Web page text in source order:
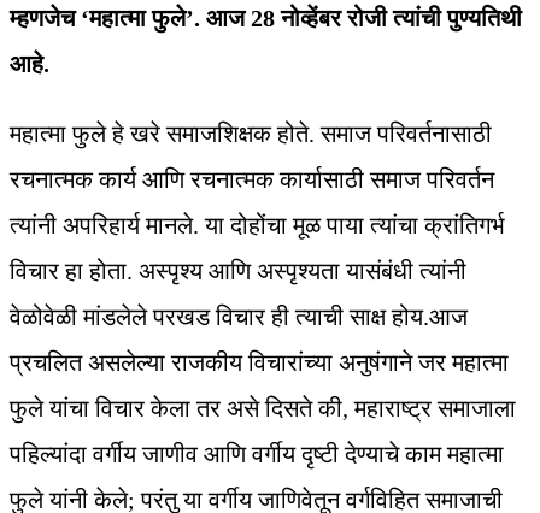
म्हणजेच ‘महात्मा फुले’. आज 28 नोव्हेंबर रोजी त्यांची पुण्यतिथी
आहे.
महात्मा फुले हे खरे समाजशिक्षक होते. समाज परिवर्तनासाठी
रचनात्मक कार्य आणि रचनात्मक कार्यासाठी समाज परिवर्तन
त्यांनी अपरिहार्य मानले. या दोहोंचा मूळ पाया त्यांचा क्रांतिगर्भ
विचार हा होता. अस्पृश्य आणि अस्पृश्यता यासंबंधी त्यांनी
वेळोवेळी मांडलेले परखड विचार ही त्याची साक्ष होय.आज
प्रचलित असलेल्या राजकीय विचारांच्या अनुषंगाने जर महात्मा
फुले यांचा विचार केला तर असे दिसते की, महाराष्ट्र समाजाला
पहिल्यांदा वर्गीय जाणीव आणि वर्गीय दृष्टी देण्याचे काम महात्मा
फुले यांनी केले; परंतु या वर्गीय जाणिवेतून वर्गविहित समाजाची